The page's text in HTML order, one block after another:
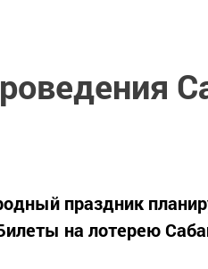
праздник
на лотерею